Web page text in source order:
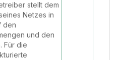
stellt dem
Netzes in
den
und den
Für die